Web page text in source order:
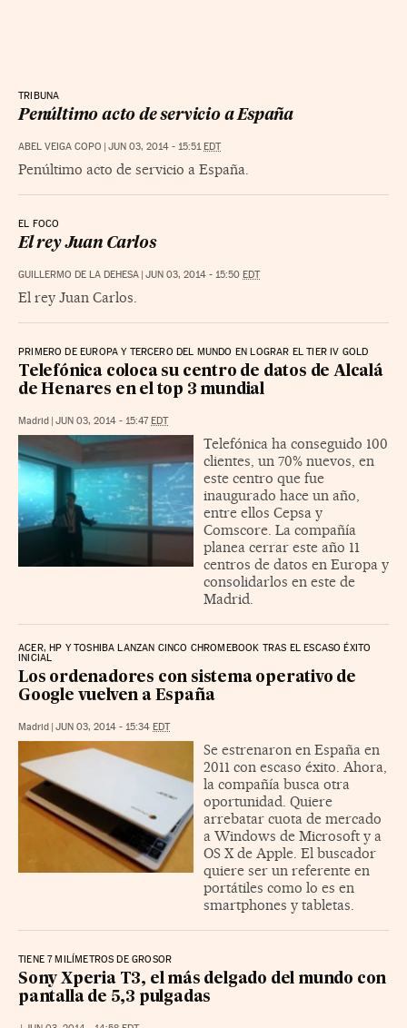
TRIBUNA
Penúltimo acto de servicio a España
ABEL VEIGA COPO | JUN 03, 2014 - 15:51EDT
Penúltimo acto de servicio a España.
EL FOCO
El rey Juan Carlos
GUILLERMO DE LA DEHESA | JUN 03, 2014 - 15:50 EDT
El rey Juan Carlos.
PRIMERO DE EUROPA Y TERCERO DEL MUNDO EN LOGRAR EL TIER IV GOLD
Telefónica coloca su centro de datos de Alcalá
de Henares en el top 3 mundial
Madrid | JUN 03, 2014 - 15:47EDT
Telefónica ha conseguido 100
clientes, un 70% nuevos, en
este centro que fue
inaugurado hace un año,
entre ellos Cepsa y
Comscore. La compañía
planea cerrar este año 11
centros de datos en Europa y
consolidarlos en este de
Madrid.
ACER, HP Y TOSHIBA LANZAN CINCO CHROMEBOOK TRAS EL ESCASO ÉXITO
INICIAL
Los ordenadores con sistema operativo de
Google vuelven a España
Madrid | JUN 03, 2014 - 15:34 EDT
Se estrenaron en España en
2011 con escaso éxito. Ahora,
la compañía busca otra
oportunidad. Quiere
arrebatar cuota de mercado
a Windows de Microsoft y a
OS X de Apple. El buscador
quiere ser un referente en
portátiles como lo es en
smartphones y tabletas.
TIENE 7 MILÍMETROS DE GROSOR
Sony Xperia T3, el más delgado del mundo con
pantalla de 5,3 pulgadas